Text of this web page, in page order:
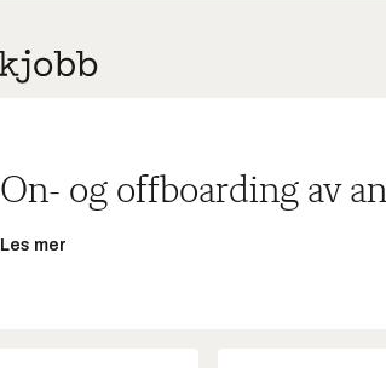
On- og offboarding av
Les mer